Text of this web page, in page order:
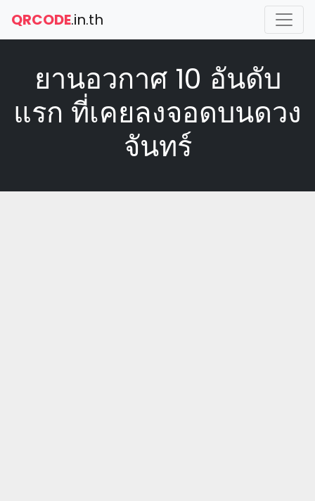
QRCODE.in.th
ยานอวกาศ 10 อันดับ
แรก ที่เคยลงจอดบนดวง
จันทร์